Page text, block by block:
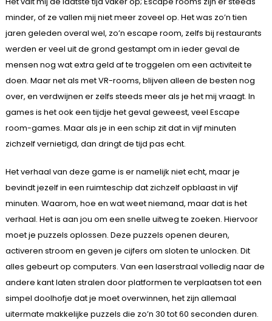
minder, of ze vallen mij niet meer zoveel op. Het was zo’n tien
jaren geleden overal wel, zo’n escape room, zelfs bij restaurants
werden er veel uit de grond gestampt om in ieder geval de
mensen nog wat extra geld af te troggelen om een activiteit te
doen. Maar net als met VR-rooms, blijven alleen de besten nog
over, en verdwijnen er zelfs steeds meer als je het mij vraagt. In
games is het ook een tijdje het geval geweest, veel Escape
room-games. Maar als je in een schip zit dat in vijf minuten
zichzelf vernietigd, dan dringt de tijd pas echt.
Het verhaal van deze game is er namelijk niet echt, maar je
bevindt jezelf in een ruimteschip dat zichzelf opblaast in vijf
minuten. Waarom, hoe en wat weet niemand, maar dat is het
verhaal. Het is aan jou om een snelle uitweg te zoeken. Hiervoor
moet je puzzels oplossen. Deze puzzels openen deuren,
activeren stroom en geven je cijfers om sloten te unlocken. Dit
alles gebeurt op computers. Van een laserstraal volledig naar de
andere kant laten stralen door platformen te verplaatsen tot een
simpel doolhofje dat je moet overwinnen, het zijn allemaal
uitermate makkelijke puzzels die zo’n 30 tot 60 seconden duren.